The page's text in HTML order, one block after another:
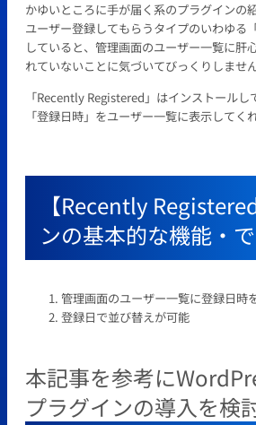
かゆいところに手が届く系のプラグインの
ユーザー登録してもらうタイプのいわゆる
していると、管理画面のユーザー一覧に肝
れていないことに気づいてびっくりしませ
「Recently Registered」はインストールし
「登録日時」をユーザー一覧に表示してく
【Recently
ンの基本的な機能・
管理画面のユーザー一覧に登録日時
登録日で並び替えが可能
本記事を参考に
プラグインの導入を検